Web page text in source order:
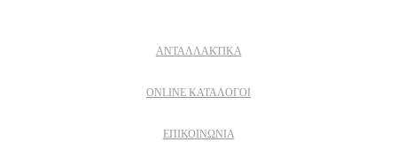
ΑΝΤΑΛΛΑΚΤΙΚΑ
ONLINE ΚΑΤΑΛΟΓΟΙ
ΕΠΙΚΟΙΝΩΝΙΑ